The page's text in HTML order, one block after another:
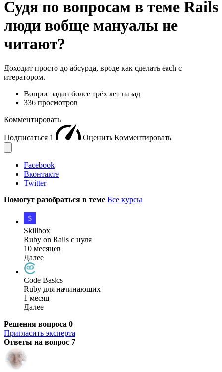
Судя по вопросам в теме Rails
люди вобще мануалы не
читают?
Доходит просто до абсурда, вроде как сделать each c
итератором.
Вопрос задан более трёх лет назад
336 просмотров
Комментировать
Подписаться 1 Оценить Комментировать
Facebook
Вконтакте
Twitter
Помогут разобраться в теме Все курсы
Skillbox
Ruby on Rails с нуля
10 месяцев
Далее
Code Basics
Ruby для начинающих
1 месяц
Далее
Решения вопроса 0
Пригласить эксперта
Ответы на вопрос 7